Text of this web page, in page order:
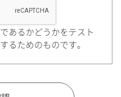
あるかどうかをテスト
るためのものです。